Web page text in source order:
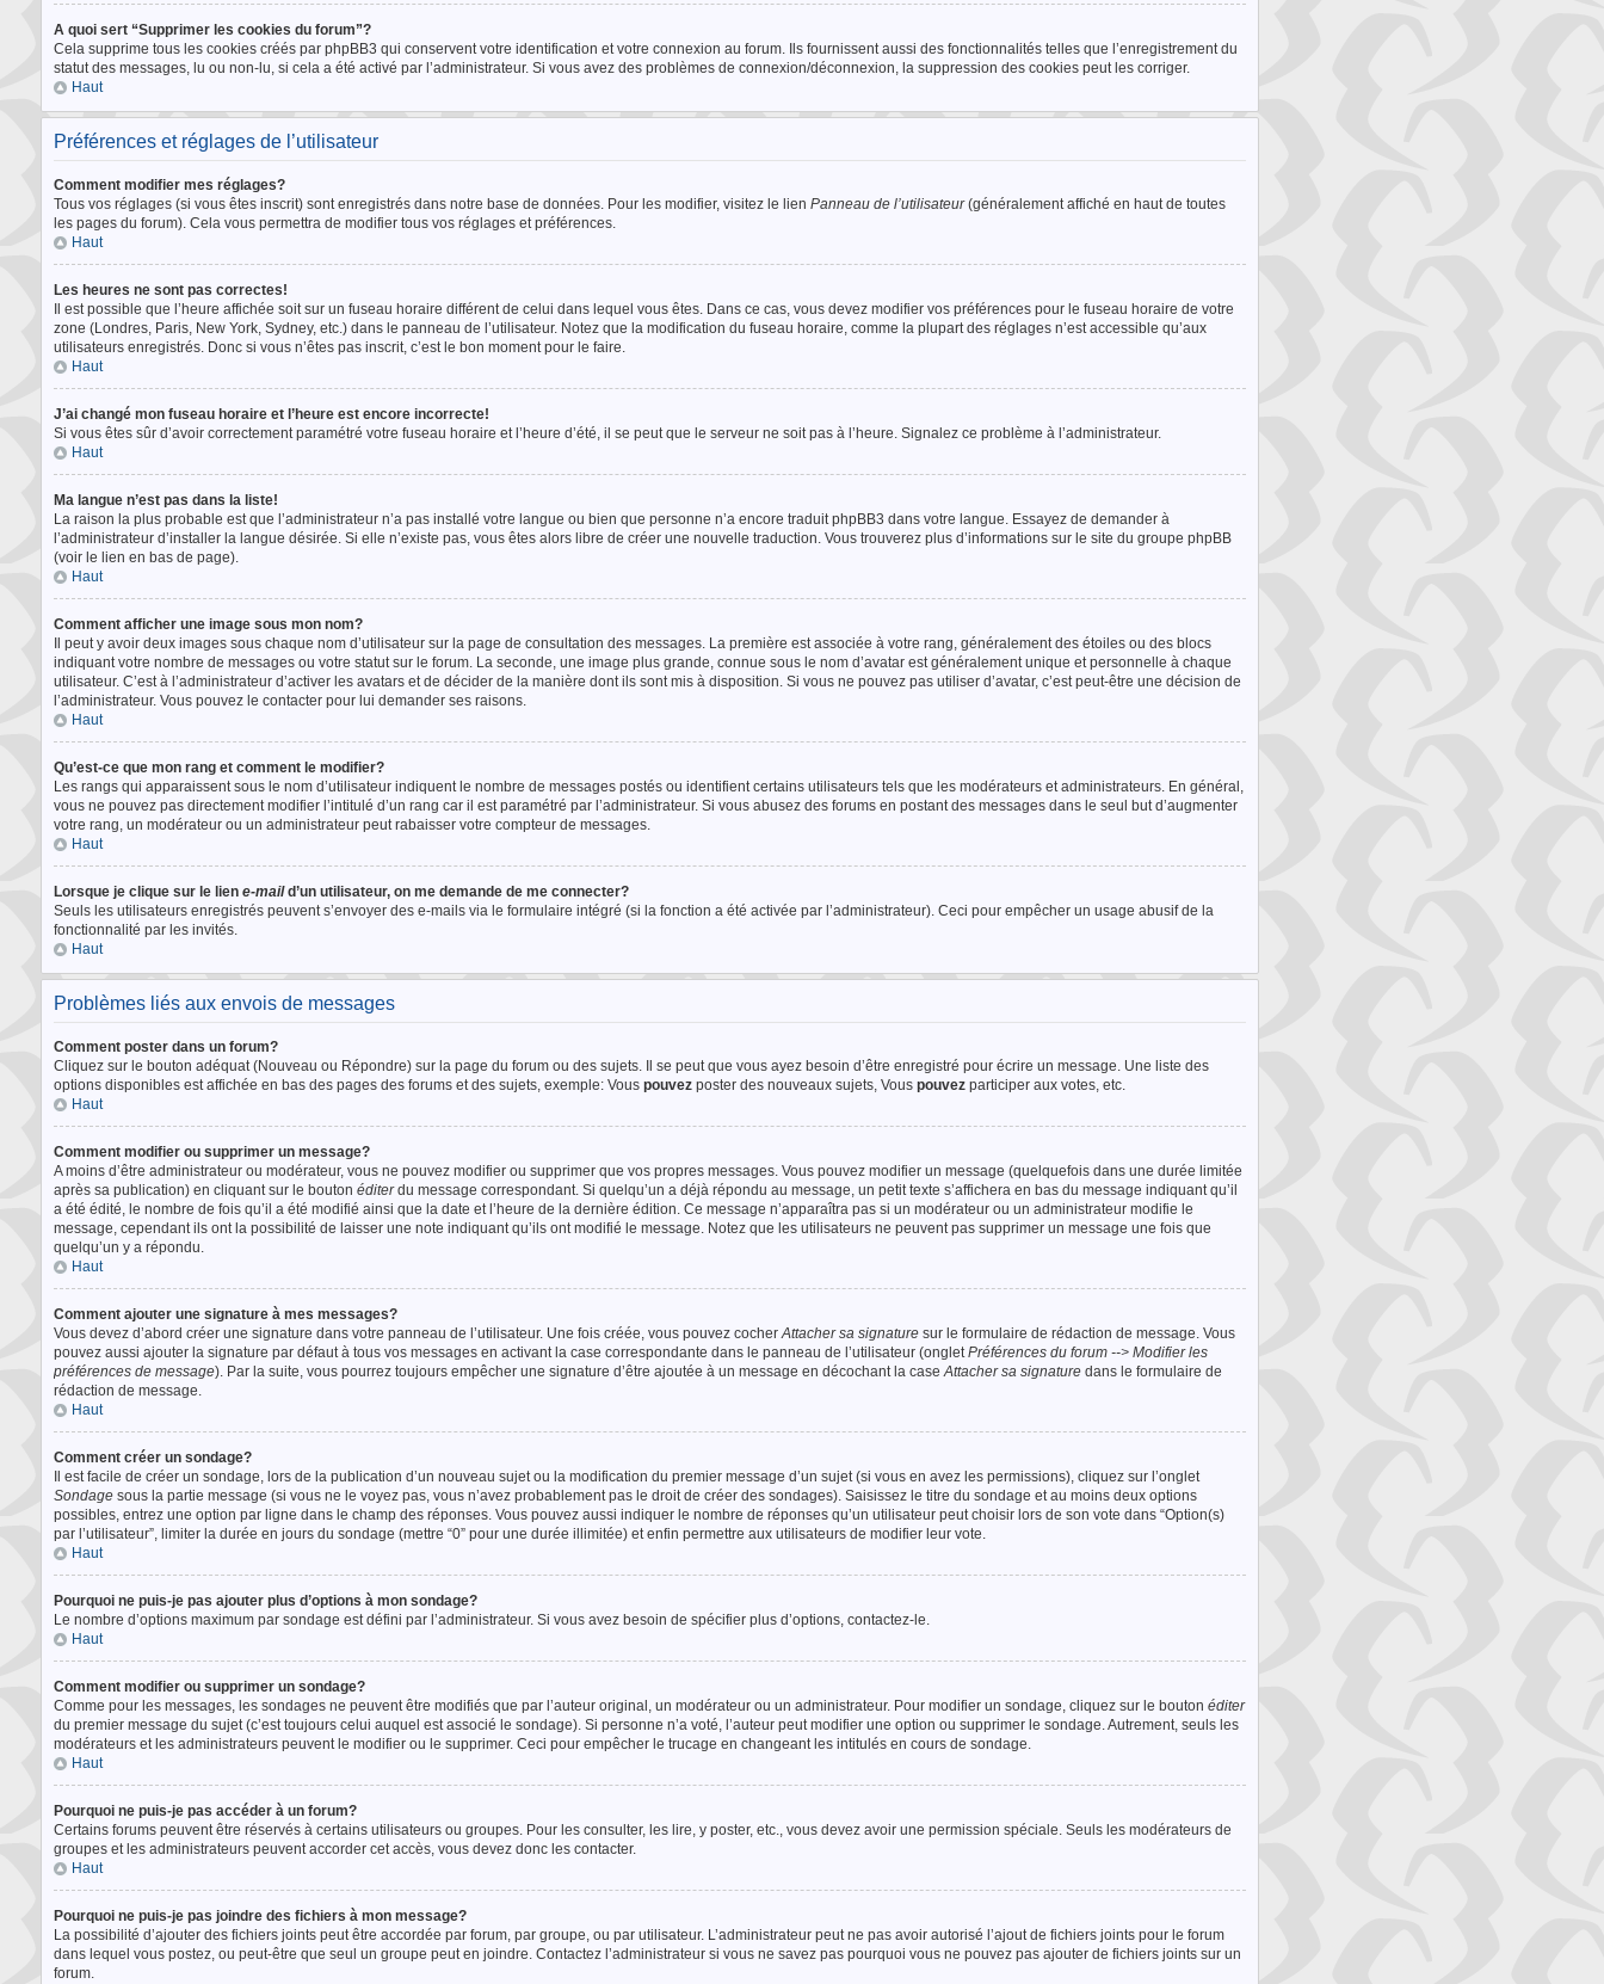
A quoi sert “Supprimer les cookies du forum”?
Cela supprime tous les cookies créés par phpBB3 qui conservent votre identification et votre connexion au forum. Ils fournissent aussi des fonctionnalités telles que l’enregistrement du
statut des messages, lu ou non-lu, si cela a été activé par l’administrateur. Si vous avez des problèmes de connexion/déconnexion, la suppression des cookies peut les corriger.
Haut
Préférences et réglages de l’utilisateur
Comment modifier mes réglages?
Tous vos réglages (si vous êtes inscrit) sont enregistrés dans notre base de données. Pour les modifier, visitez le lien Panneau de l’utilisateur(généralement affiché en haut de toutes
les pages du forum). Cela vous permettra de modifier tous vos réglages et préférences.
Haut
Les heures ne sont pas correctes!
Il est possible que l’heure affichée soit sur un fuseau horaire différent de celui dans lequel vous êtes. Dans ce cas, vous devez modifier vos préférences pour le fuseau horaire de votre
zone (Londres, Paris, New York, Sydney, etc.) dans le panneau de l’utilisateur. Notez que la modification du fuseau horaire, comme la plupart des réglages n’est accessible qu’aux
utilisateurs enregistrés. Donc si vous n’êtes pas inscrit, c’est le bon moment pour le faire.
Haut
J’ai changé mon fuseau horaire et l’heure est encore incorrecte!
Si vous êtes sûr d’avoir correctement paramétré votre fuseau horaire et l’heure d’été, il se peut que le serveur ne soit pas à l’heure. Signalez ce problème à l’administrateur.
Haut
Ma langue n’est pas dans la liste!
La raison la plus probable est que l’administrateur n’a pas installé votre langue ou bien que personne n’a encore traduit phpBB3 dans votre langue. Essayez de demander à
l’administrateur d’installer la langue désirée. Si elle n’existe pas, vous êtes alors libre de créer une nouvelle traduction. Vous trouverez plus d’informations sur le site du groupe phpBB
(voir le lien en bas de page).
Haut
Comment afficher une image sous mon nom?
Il peut y avoir deux images sous chaque nom d’utilisateur sur la page de consultation des messages. La première est associée à votre rang, généralement des étoiles ou des blocs
indiquant votre nombre de messages ou votre statut sur le forum. La seconde, une image plus grande, connue sous le nom d’avatar est généralement unique et personnelle à chaque
utilisateur. C’est à l’administrateur d’activer les avatars et de décider de la manière dont ils sont mis à disposition. Si vous ne pouvez pas utiliser d’avatar, c’est peut-être une décision de
l’administrateur. Vous pouvez le contacter pour lui demander ses raisons.
Haut
Qu’est-ce que mon rang et comment le modifier?
Les rangs qui apparaissent sous le nom d’utilisateur indiquent le nombre de messages postés ou identifient certains utilisateurs tels que les modérateurs et administrateurs. En général,
vous ne pouvez pas directement modifier l’intitulé d’un rang car il est paramétré par l’administrateur. Si vous abusez des forums en postant des messages dans le seul but d’augmenter
votre rang, un modérateur ou un administrateur peut rabaisser votre compteur de messages.
Haut
Lorsque je clique sur le lien e-maild’un utilisateur, on me demande de me connecter?
Seuls les utilisateurs enregistrés peuvent s’envoyer des e-mails via le formulaire intégré (si la fonction a été activée par l’administrateur). Ceci pour empêcher un usage abusif de la
fonctionnalité par les invités.
Haut
Problèmes liés aux envois de messages
Comment poster dans un forum?
Cliquez sur le bouton adéquat (Nouveau ou Répondre) sur la page du forum ou des sujets. Il se peut que vous ayez besoin d’être enregistré pour écrire un message. Une liste des
options disponibles est affichée en bas des pages des forums et des sujets, exemple: Vous pouvezposter des nouveaux sujets, Vous pouvezparticiper aux votes, etc.
Haut
Comment modifier ou supprimer un message?
A moins d’être administrateur ou modérateur, vous ne pouvez modifier ou supprimer que vos propres messages. Vous pouvez modifier un message (quelquefois dans une durée limitée
après sa publication) en cliquant sur le bouton éditerdu message correspondant. Si quelqu’un a déjà répondu au message, un petit texte s’affichera en bas du message indiquant qu’il
a été édité, le nombre de fois qu’il a été modifié ainsi que la date et l’heure de la dernière édition. Ce message n’apparaîtra pas si un modérateur ou un administrateur modifie le
message, cependant ils ont la possibilité de laisser une note indiquant qu’ils ont modifié le message. Notez que les utilisateurs ne peuvent pas supprimer un message une fois que
quelqu’un y a répondu.
Haut
Comment ajouter une signature à mes messages?
Vous devez d’abord créer une signature dans votre panneau de l’utilisateur. Une fois créée, vous pouvez cocherAttacher sa signaturesur le formulaire de rédaction de message. Vous
pouvez aussi ajouter la signature par défaut à tous vos messages en activant la case correspondante dans le panneau de l’utilisateur (ongletPréférences du forum --> Modifier les
préférences de message). Par la suite, vous pourrez toujours empêcher une signature d’être ajoutée à un message en décochant la caseAttacher sa signaturedans le formulaire de
rédaction de message.
Haut
Comment créer un sondage?
Il est facile de créer un sondage, lors de la publication d’un nouveau sujet ou la modification du premier message d’un sujet (si vous en avez les permissions), cliquez sur l’onglet
Sondagesous la partie message (si vous ne le voyez pas, vous n’avez probablement pas le droit de créer des sondages). Saisissez le titre du sondage et au moins deux options
possibles, entrez une option par ligne dans le champ des réponses. Vous pouvez aussi indiquer le nombre de réponses qu’un utilisateur peut choisir lors de son vote dans “Option(s)
par l’utilisateur”, limiter la durée en jours du sondage (mettre “0” pour une durée illimitée) et enfin permettre aux utilisateurs de modifier leur vote.
Haut
Pourquoi ne puis-je pas ajouter plus d’options à mon sondage?
Le nombre d’options maximum par sondage est défini par l’administrateur. Si vous avez besoin de spécifier plus d’options, contactez-le.
Haut
Comment modifier ou supprimer un sondage?
Comme pour les messages, les sondages ne peuvent être modifiés que par l’auteur original, un modérateur ou un administrateur. Pour modifier un sondage, cliquez sur le bouton éditer
du premier message du sujet (c’est toujours celui auquel est associé le sondage). Si personne n’a voté, l’auteur peut modifier une option ou supprimer le sondage. Autrement, seuls les
modérateurs et les administrateurs peuvent le modifier ou le supprimer. Ceci pour empêcher le trucage en changeant les intitulés en cours de sondage.
Haut
Pourquoi ne puis-je pas accéder à un forum?
Certains forums peuvent être réservés à certains utilisateurs ou groupes. Pour les consulter, les lire, y poster, etc., vous devez avoir une permission spéciale. Seuls les modérateurs de
groupes et les administrateurs peuvent accorder cet accès, vous devez donc les contacter.
Haut
Pourquoi ne puis-je pas joindre des fichiers à mon message?
La possibilité d’ajouter des fichiers joints peut être accordée par forum, par groupe, ou par utilisateur. L’administrateur peut ne pas avoir autorisé l’ajout de fichiers joints pour le forum
dans lequel vous postez, ou peut-être que seul un groupe peut en joindre. Contactez l’administrateur si vous ne savez pas pourquoi vous ne pouvez pas ajouter de fichiers joints sur un
forum.